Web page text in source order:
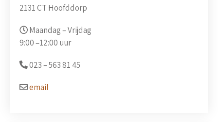
2131 CT Hoofddorp
Maandag – Vrijdag
9:00 –12:00 uur
023 –563 81 45
email